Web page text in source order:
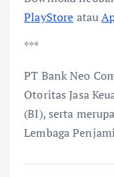
PlayStore atau
***
PT Bank Neo
Otoritas Jasa
(BI), serta
Lembaga